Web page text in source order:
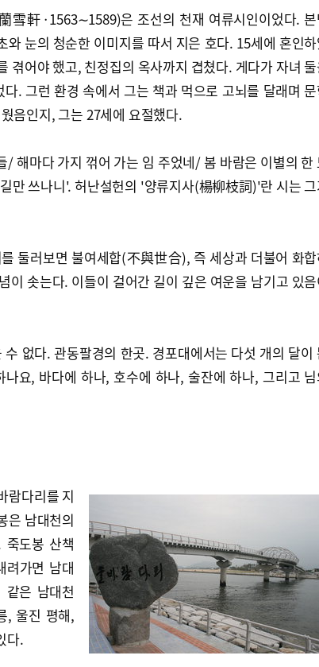
雪軒·1563∼1589)은 조선의 천재 여류시인이었다. 본
눈의 청순한 이미지를 따서 지은 호다. 15세에 혼인하
겪어야 했고, 친정집의 옥사까지 겹쳤다. 게다가 자녀
. 그런 환경 속에서 그는 책과 먹으로 고뇌를 달래며
음인지, 그는 27세에 요절했다.
/ 해마다 가지 꺾어 가는 임 주었네/ 봄 바람은 이별의 한
만 쓰나니'. 허난설헌의 '양류지사(楊柳枝詞)'란 시는
둘러보면 불여세합(不與世合), 즉 세상과 더불어 화
이 솟는다. 이들이 걸어간 길이 깊은 여운을 남기고 있음
없다. 관동팔경의 한곳. 경포대에서는 다섯 개의 달이
요, 바다에 하나, 호수에 하나, 술잔에 하나, 그리고 님
람다리를 지
은 남대천의
도봉 산책
가면 남대
같은 남대천
, 울진 평해,
다.